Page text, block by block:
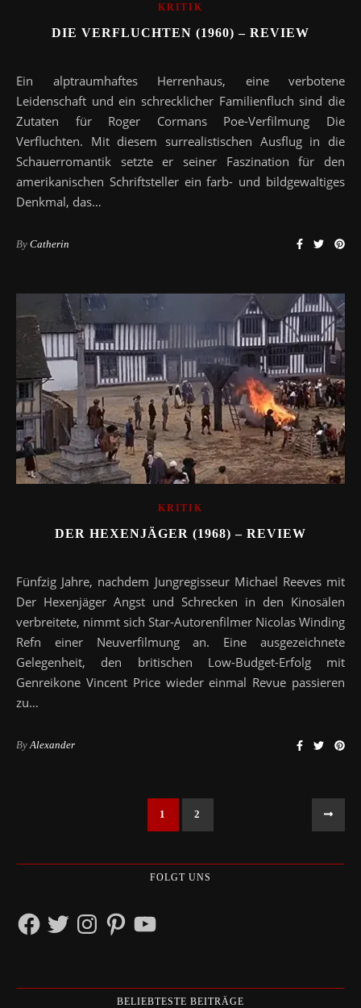
KRITIK
DIE VERFLUCHTEN (1960) – REVIEW
Ein alptraumhaftes Herrenhaus, eine verbotene
Leidenschaft und ein schrecklicher Familienfluch sind die
Zutaten für Roger Cormans Poe-Verfilmung Die
Verfluchten. Mit diesem surrealistischen Ausflug in die
Schauerromantik setzte er seiner Faszination für den
amerikanischen Schriftsteller ein farb- und bildgewaltiges
Denkmal, das…
By Catherin
KRITIK
DER HEXENJÄGER (1968) – REVIEW
Fünfzig Jahre, nachdem Jungregisseur Michael Reeves mit
Der Hexenjäger Angst und Schrecken in den Kinosälen
verbreitete, nimmt sich Star-Autorenfilmer Nicolas Winding
Refn einer Neuverfilmung an. Eine ausgezeichnete
Gelegenheit, den britischen Low-Budget-Erfolg mit
Genreikone Vincent Price wieder einmal Revue passieren
zu…
ByAlexander
1 2
FOLGT UNS
Facebook
TwitterInstagramPinterestYouTube
BELIEBTESTE BEITRÄGE